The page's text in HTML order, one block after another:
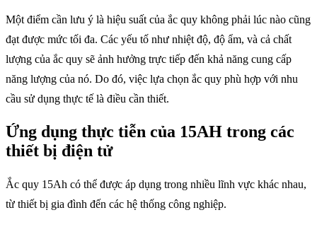
Một điểm cần lưu ý là hiệu suất của ắc quy không phải lúc nào cũng
đạt được mức tối đa. Các yếu tố như nhiệt độ, độ ẩm, và cả chất
lượng của ắc quy sẽ ảnh hưởng trực tiếp đến khả năng cung cấp
năng lượng của nó. Do đó, việc lựa chọn ắc quy phù hợp với nhu
cầu sử dụng thực tế là điều cần thiết.
Ứng dụng thực tiễn của 15AH trong các
thiết bị điện tử
Ắc quy 15Ah có thể được áp dụng trong nhiều lĩnh vực khác nhau,
từ thiết bị gia đình đến các hệ thống công nghiệp.